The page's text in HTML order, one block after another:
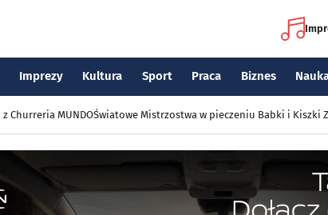
Imprezy Kultura Sport Praca Biznes
z Churreria MUNDOŚwiatowe Mistrzostwa w pieczeniu Babki i Kiszki